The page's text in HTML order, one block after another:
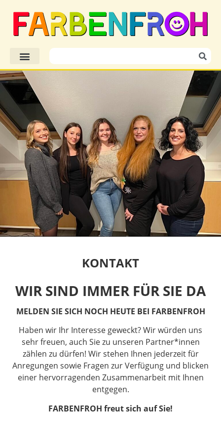
KONTAKT
WIR SIND IMMER FÜR SIE DA
MELDEN SIE SICH NOCH HEUTE BEI FARBENFROH
Haben wir Ihr Interesse geweckt? Wir würden uns
sehr freuen, auch Sie zu unseren Partner*innen
zählen zu dürfen! Wir stehen Ihnen jederzeit für
Anregungen sowie Fragen zur Verfügung und blicken
einer hervorragenden Zusammenarbeit mit Ihnen
entgegen.
FARBENFROH freut sich auf Sie!